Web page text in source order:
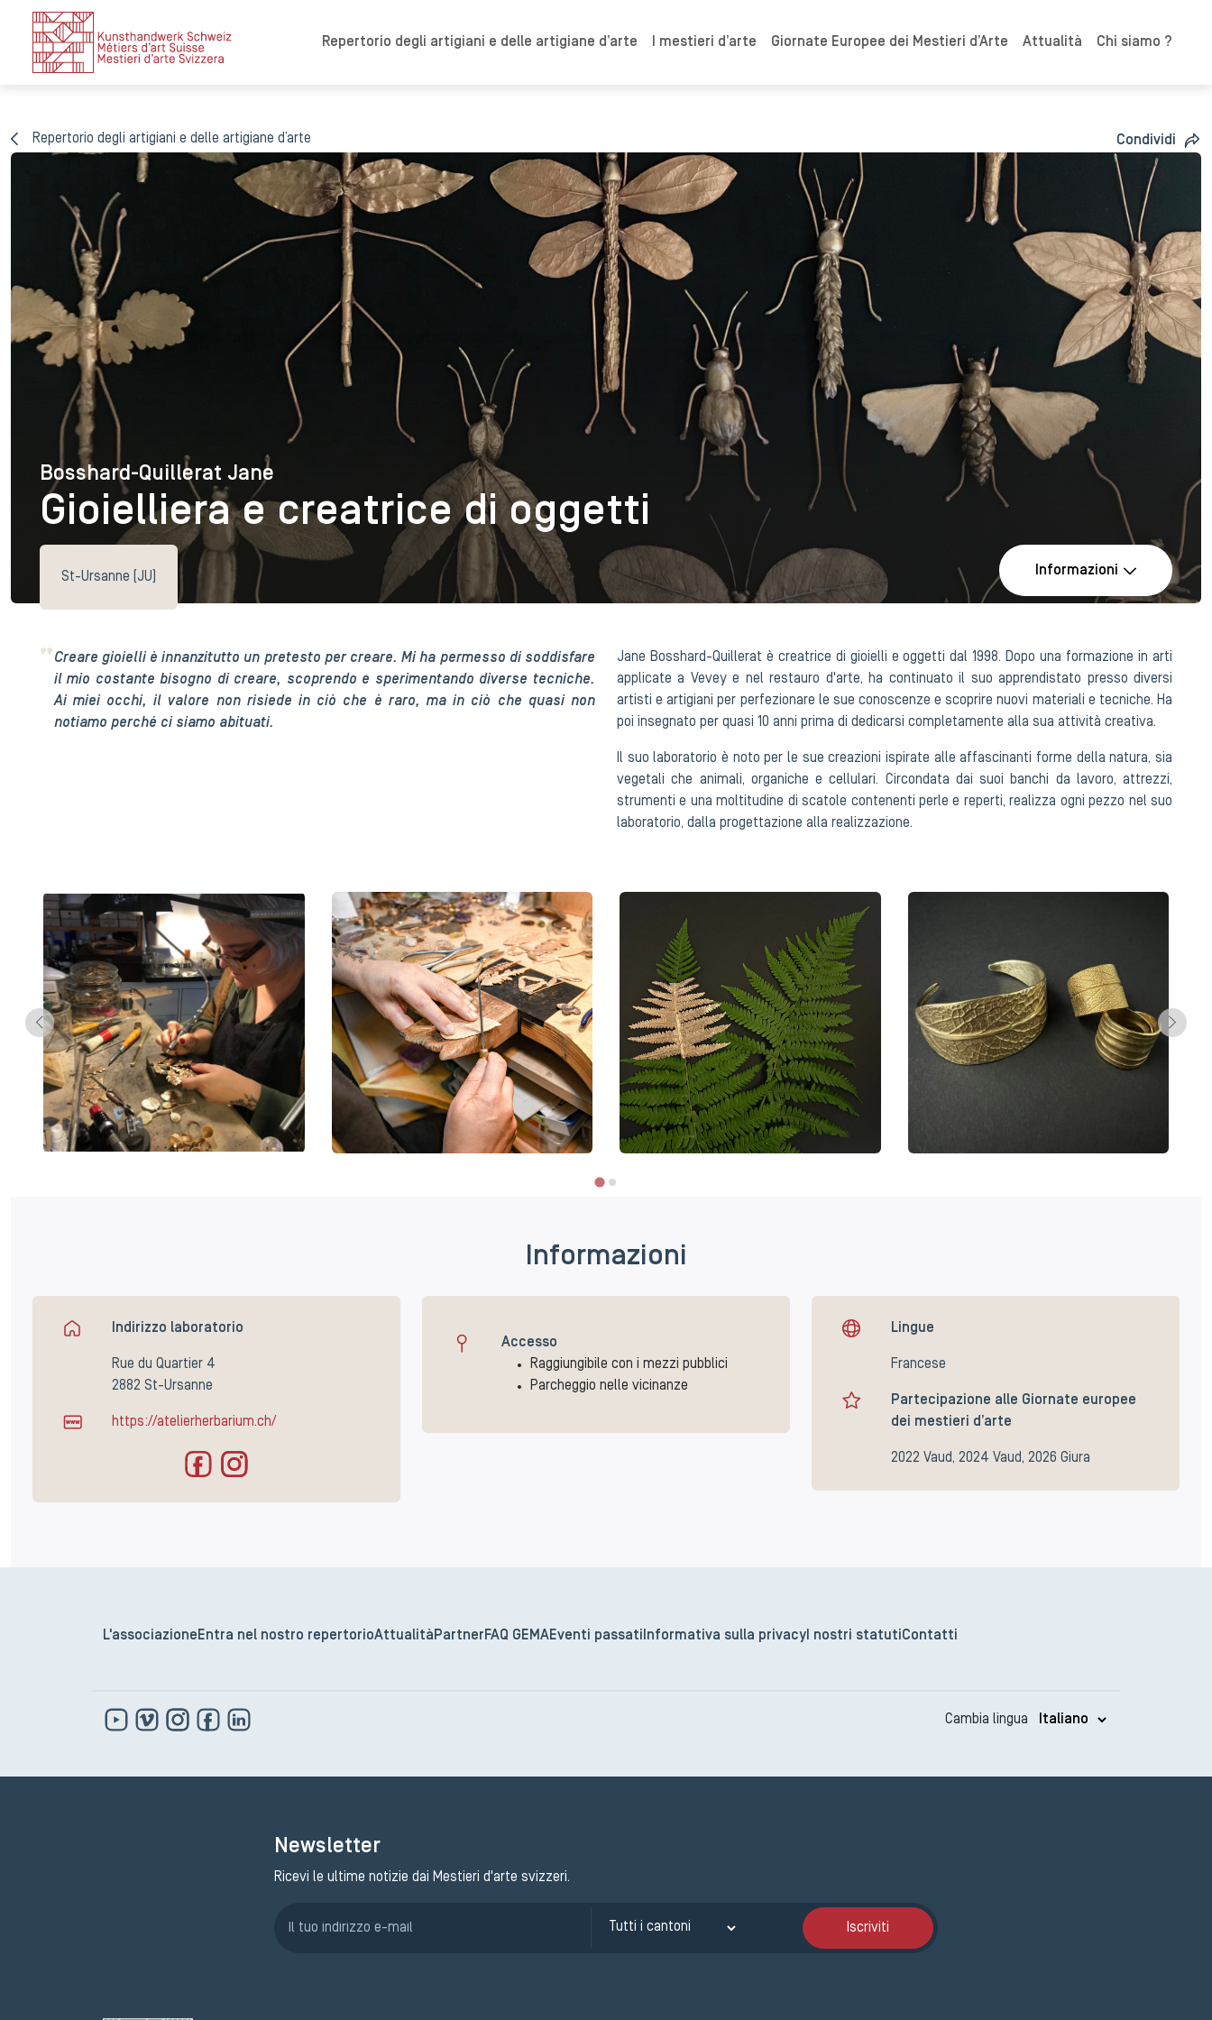
Repertorio degli artigiani e delle artigiane d’arte I mestieri d’arte Giornate Europee dei Mestieri d’Arte Attualità Chi siamo ?
Repertorio degli artigiani e delle artigiane d’arte Condividi
Bosshard-Quillerat Jane
Bosshard-Quillerat Jane
Gioielliera e creatrice di oggetti
St-Ursanne (JU)
Informazioni
Creare gioielli è innanzitutto un pretesto per creare. Mi ha permesso di soddisfare
il mio costante bisogno di creare, scoprendo e sperimentando diverse tecniche.
Ai miei occhi, il valore non risiede in ciò che è raro, ma in ciò che quasi non
notiamo perché ci siamo abituati.
Jane Bosshard-Quillerat è creatrice di gioielli e oggetti dal 1998. Dopo una formazione in arti
applicate a Vevey e nel restauro d'arte, ha continuato il suo apprendistato presso diversi
artisti e artigiani per perfezionare le sue conoscenze e scoprire nuovi materiali e tecniche. Ha
poi insegnato per quasi 10 anni prima di dedicarsi completamente alla sua attività creativa.
Il suo laboratorio è noto per le sue creazioni ispirate alle affascinanti forme della natura, sia
vegetali che animali, organiche e cellulari. Circondata dai suoi banchi da lavoro, attrezzi,
strumenti e una moltitudine di scatole contenenti perle e reperti, realizza ogni pezzo nel suo
laboratorio, dalla progettazione alla realizzazione.
Informazioni
Indirizzo laboratorio
Rue du Quartier 4
2882 St-Ursanne
https://atelierherbarium.ch/
Accesso
Raggiungibile con i mezzi pubblici
Parcheggio nelle vicinanze
Lingue
Francese
Partecipazione alle Giornate europee
dei mestieri d’arte
2022 Vaud, 2024 Vaud, 2026 Giura
L'associazione Entra nel nostro repertorioAttualità Partner FAQ GEMAEventi passati Informativa sulla privacy I nostri statutiContatti
Cambia lingua
Newsletter
Ricevi le ultime notizie dai Mestieri d'arte svizzeri.
Iscriviti